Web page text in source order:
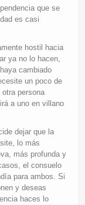
que se
es casi
hostil hacia
ya no lo hacen,
cambiado
un poco de
persona
a uno en villano
dejar que la
lo más
más profunda y
el consuelo
para ambos. Si
y deseas
haces lo